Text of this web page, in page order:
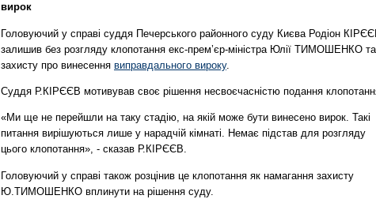
вирок
Головуючий у справі суддя Печерського районного суду Києва Родіон
залишив без розгляду клопотання екс-прем’єр-міністра Юлії ТИМОШЕНКО та
захисту про винесення виправдального вироку.
Суддя Р.КІРЄЄВ мотивував своє рішення несвоєчасністю подання
«Ми ще не перейшли на таку стадію, на якій може бути винесено вирок. Такі
питання вирішуються лише у нарадчій кімнаті. Немає підстав для розгляду
цього клопотання», - сказав Р.КІРЄЄВ.
Головуючий у справі також розцінив це клопотання як намагання захисту
Ю.ТИМОШЕНКО вплинути на рішення суду.